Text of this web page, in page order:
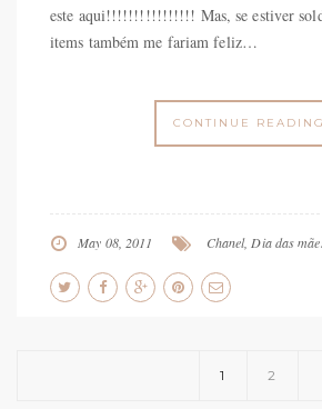
este aqui!!!!!!!!!!!!!!!! Mas, se estiver
items também me fariam feliz…
CONTINUE READING
May 08, 2011 Chanel, Dia das
1 2